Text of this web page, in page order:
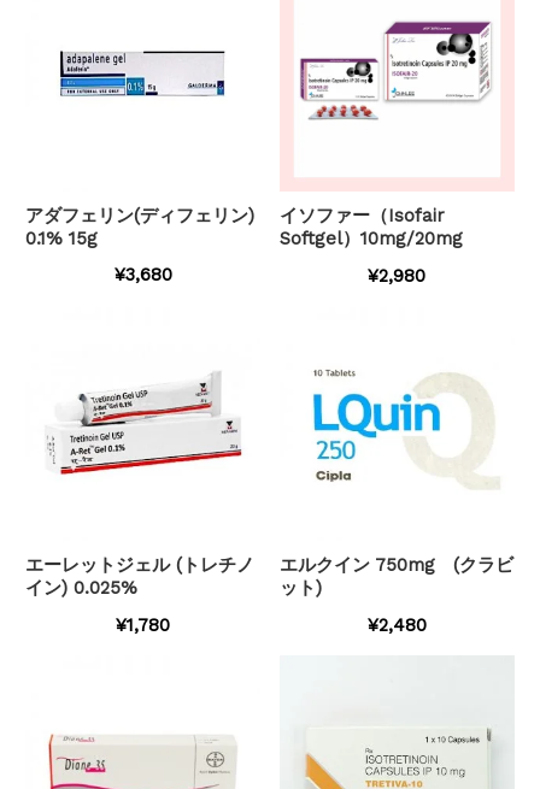
アダフェリン(ディフェリン)
0.1% 15g
¥3,680
イソファー（Isofair
Softgel）10mg/20mg
¥2,980
エーレットジェル (トレチノ
イン) 0.025%
¥1,780
エルクイン 750mg (クラビ
ット)
¥2,480